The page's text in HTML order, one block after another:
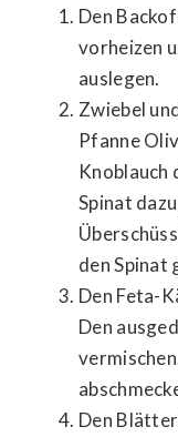
Den
vorheizen
auslegen.
Zwiebel
Pfanne
Knoblauch
Spinat
den Spinat
Den Feta-
Den
Den